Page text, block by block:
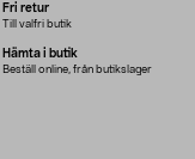
Fri retur
Till valfri butik
Hämta i butik
Beställ online, från butikslager